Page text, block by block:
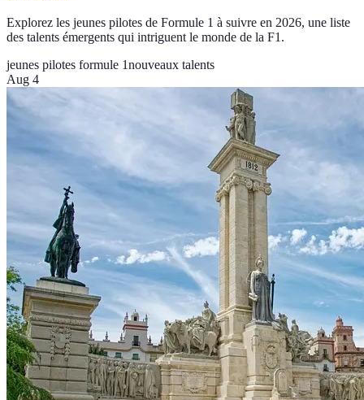
Explorez les jeunes pilotes de Formule 1 à suivre en 2026, une liste
des talents émergents qui intriguent le monde de la F1.
jeunes pilotes formule 1nouveaux talents
Aug 4